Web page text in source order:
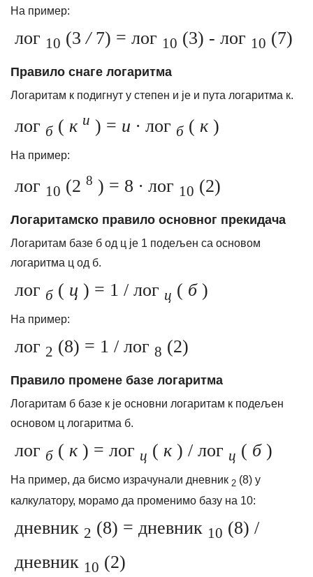
На пример:
лог 10 (3/7) = лог 10 (3) - лог 10 (7)
Правило снаге логаритма
Логаритам к подигнут у степен и је и пута логаритма к.
лог б ( к и ) = и ∙ лог б ( к)
На пример:
лог 10 (2 8 ) = 8 ∙ лог 10 (2)
Логаритамско правило основног прекидача
Логаритам базе б од ц је 1 подељен са основом
логаритма ц од б.
лог б ( ц ) = 1 / лог ц ( б)
На пример:
лог 2 (8) = 1 / лог 8 (2)
Правило промене базе логаритма
Логаритам б базе к је основни логаритам к подељен
основом ц логаритма б.
лог б ( к) = лог ц ( к) / лог ц ( б)
На пример, да бисмо израчунали дневник 2 (8) у
калкулатору, морамо да променимо базу на 10:
дневник 2 (8) = дневник 10 (8) /
дневник 10 (2)